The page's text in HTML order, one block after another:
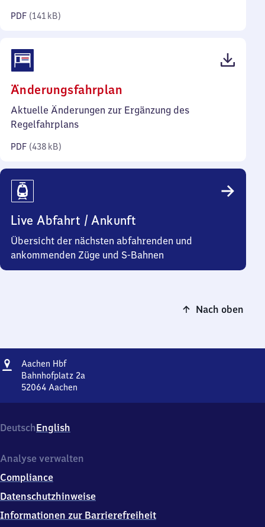
PDF (141 kB)
Änderungsfahrplan
438
Aktuelle Änderungen zur Ergänzung des
Regelfahrplans
PDF (438 kB)
Live Abfahrt / Ankunft
Übersicht der nächsten abfahrenden und
ankommenden Züge und S-Bahnen
Nach oben
Adresse
Aachen HbfAachen
Hauptbahnhof
Bahnhofplatz 2a
52064 Aachen
Bahnhofplatz
2a,
2
6
4
DeutschEnglish
Analyse verwalten
Compliance
Datenschutzhinweise
Informationen zur Barrierefreiheit